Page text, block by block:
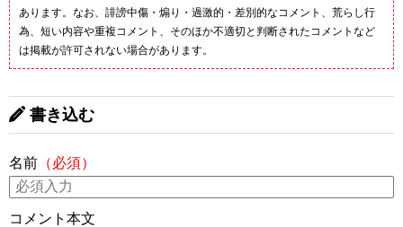
あります。なお、誹謗中傷・煽り・過激的・差別的なコメント、荒らし行
為、短い内容や重複コメント、そのほか不適切と判断されたコメントなど
は掲載が許可されない場合があります。
書き込む
名前 （必須）
コメント本文